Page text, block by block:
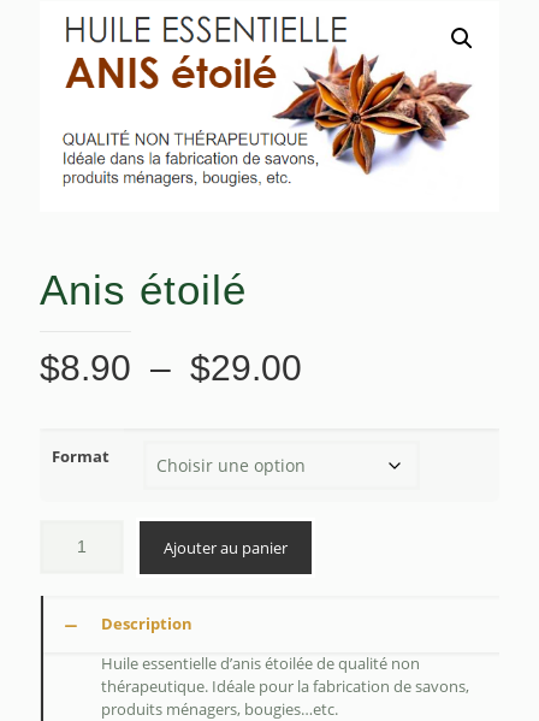
Anis étoilé
$8.90 – $29.00
$8.90
à
Format
Ajouter au panier
Description
Huile essentielle d’anis étoilée de qualité non
thérapeutique. Idéale pour la fabrication de savons,
produits ménagers, bougies…etc.